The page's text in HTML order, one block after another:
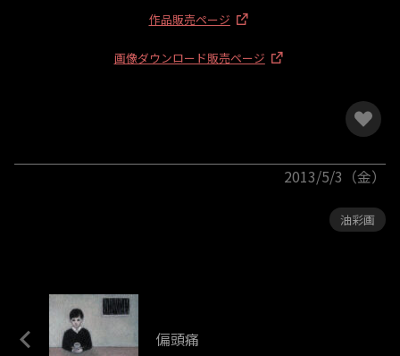
作品販売ページ
画像ダウンロード販売ページ
2013/5/3（金）
油彩画
偏頭痛